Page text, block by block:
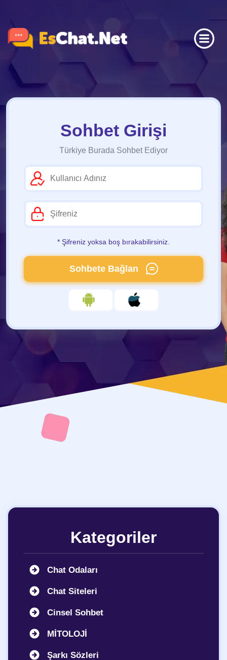
Sohbet Girişi
Türkiye Burada Sohbet Ediyor
* Şifreniz yoksa boş bırakabilirsiniz.
Sohbete Bağlan
Kategoriler
Chat Odaları
Chat Siteleri
Cinsel Sohbet
MİTOLOJİ
Şarkı Sözleri